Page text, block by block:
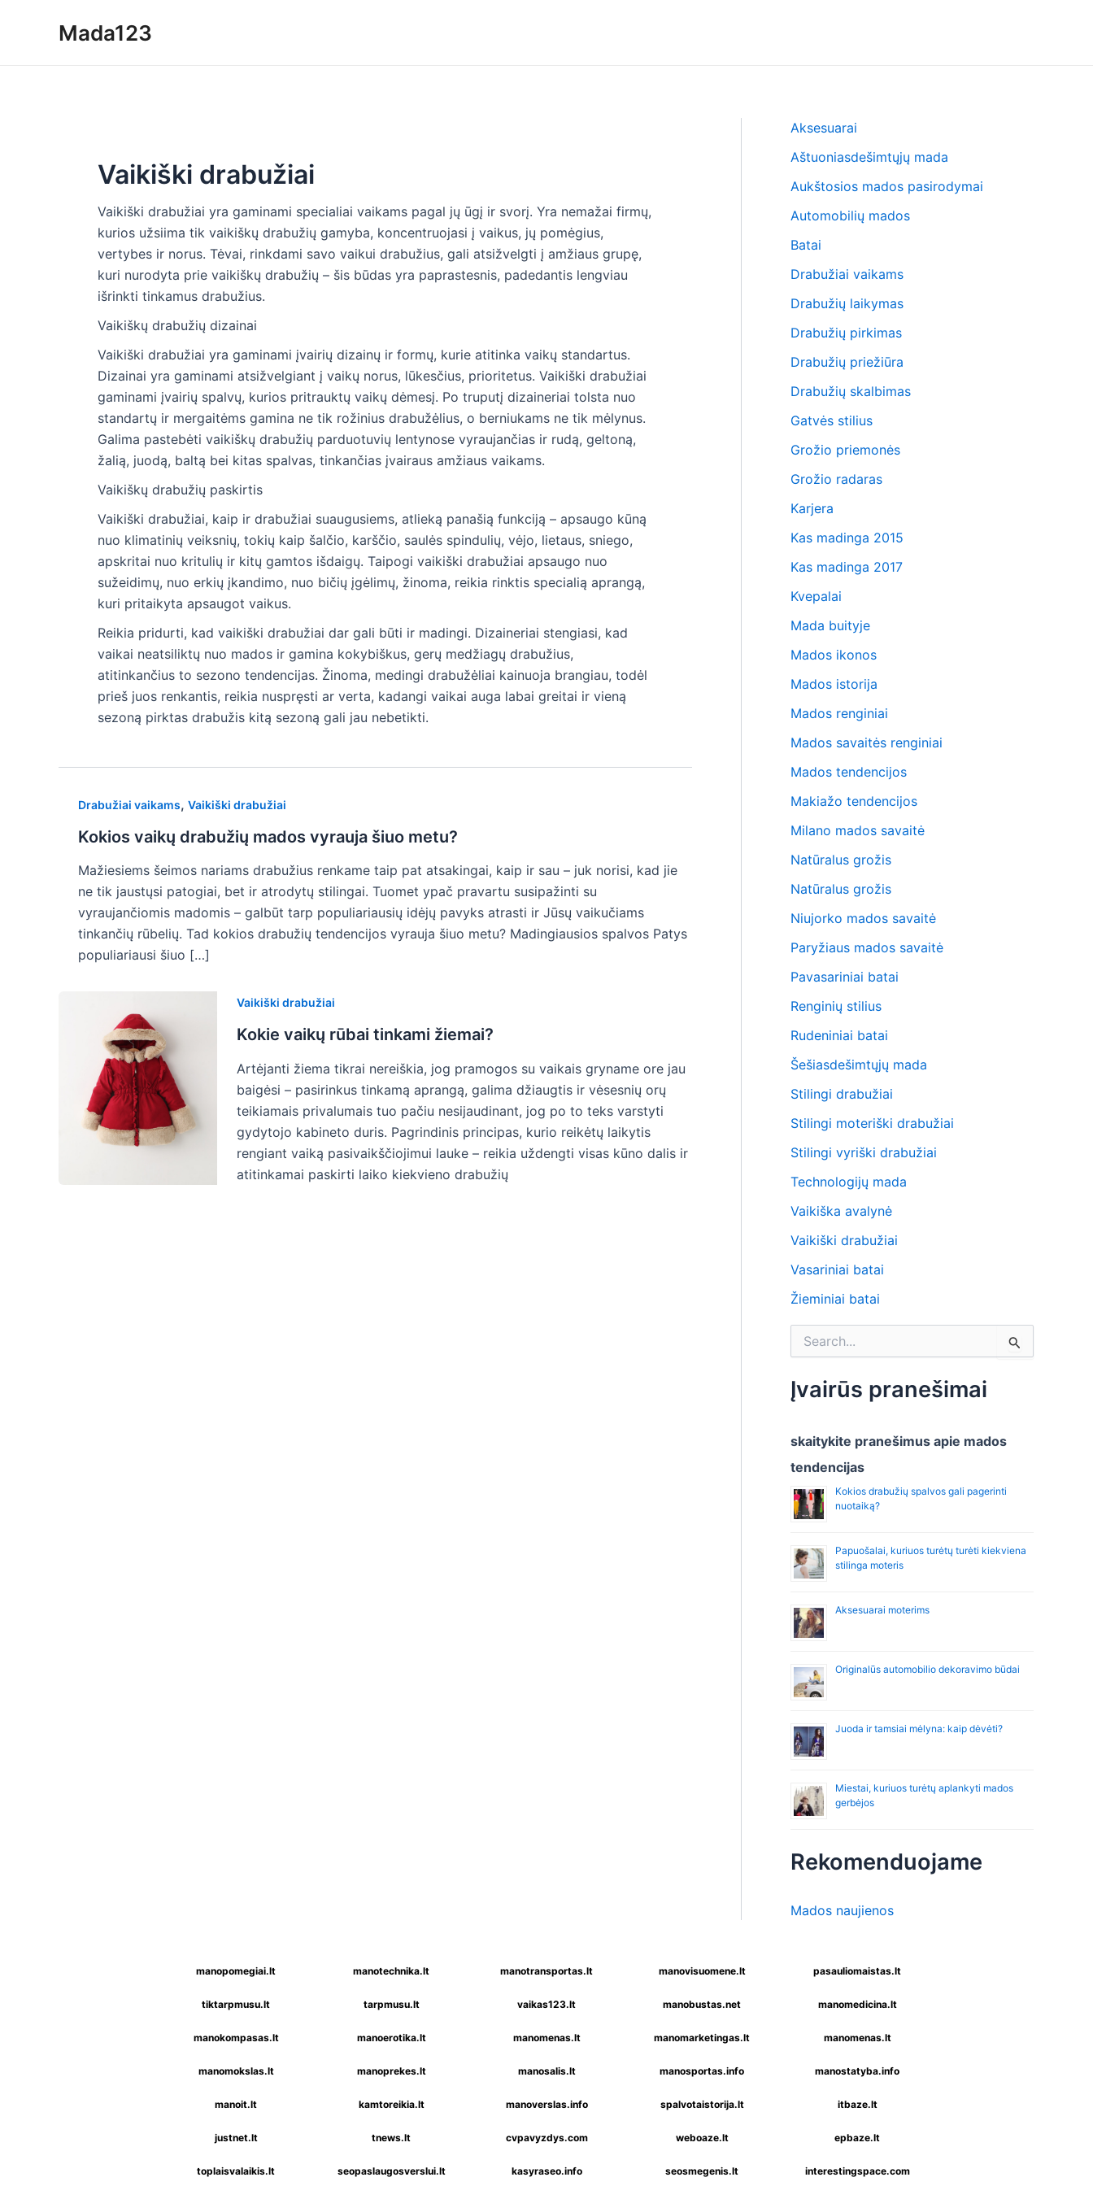
Mada123
Vaikiški drabužiai
Vaikiški drabužiai yra gaminami specialiai vaikams pagal jų ūgį ir svorį. Yra nemažai firmų,
kurios užsiima tik vaikiškų drabužių gamyba, koncentruojasi į vaikus, jų pomėgius,
vertybes ir norus. Tėvai, rinkdami savo vaikui drabužius, gali atsižvelgti į amžiaus grupę,
kuri nurodyta prie vaikiškų drabužių – šis būdas yra paprastesnis, padedantis lengviau
išrinkti tinkamus drabužius.
Vaikiškų drabužių dizainai
Vaikiški drabužiai yra gaminami įvairių dizainų ir formų, kurie atitinka vaikų standartus.
Dizainai yra gaminami atsižvelgiant į vaikų norus, lūkesčius, prioritetus. Vaikiški drabužiai
gaminami įvairių spalvų, kurios pritrauktų vaikų dėmesį. Po truputį dizaineriai tolsta nuo
standartų ir mergaitėms gamina ne tik rožinius drabužėlius, o berniukams ne tik mėlynus.
Galima pastebėti vaikiškų drabužių parduotuvių lentynose vyraujančias ir rudą, geltoną,
žalią, juodą, baltą bei kitas spalvas, tinkančias įvairaus amžiaus vaikams.
Vaikiškų drabužių paskirtis
Vaikiški drabužiai, kaip ir drabužiai suaugusiems, atlieką panašią funkciją – apsaugo kūną
nuo klimatinių veiksnių, tokių kaip šalčio, karščio, saulės spindulių, vėjo, lietaus, sniego,
apskritai nuo kritulių ir kitų gamtos išdaigų. Taipogi vaikiški drabužiai apsaugo nuo
sužeidimų, nuo erkių įkandimo, nuo bičių įgėlimų, žinoma, reikia rinktis specialią aprangą,
kuri pritaikyta apsaugot vaikus.
Reikia pridurti, kad vaikiški drabužiai dar gali būti ir madingi. Dizaineriai stengiasi, kad
vaikai neatsiliktų nuo mados ir gamina kokybiškus, gerų medžiagų drabužius,
atitinkančius to sezono tendencijas. Žinoma, medingi drabužėliai kainuoja brangiau, todėl
prieš juos renkantis, reikia nuspręsti ar verta, kadangi vaikai auga labai greitai ir vieną
sezoną pirktas drabužis kitą sezoną gali jau nebetikti.
Drabužiai vaikams, Vaikiški drabužiai
Kokios vaikų drabužių mados vyrauja šiuo metu?
Mažiesiems šeimos nariams drabužius renkame taip pat atsakingai, kaip ir sau – juk norisi, kad jie
ne tik jaustųsi patogiai, bet ir atrodytų stilingai. Tuomet ypač pravartu susipažinti su
vyraujančiomis madomis – galbūt tarp populiariausių idėjų pavyks atrasti ir Jūsų vaikučiams
tinkančių rūbelių. Tad kokios drabužių tendencijos vyrauja šiuo metu? Madingiausios spalvos Patys
populiariausi šiuo […]
Vaikiški drabužiai
Kokie vaikų rūbai tinkami žiemai?
Artėjanti žiema tikrai nereiškia, jog pramogos su vaikais gryname ore jau
baigėsi – pasirinkus tinkamą aprangą, galima džiaugtis ir vėsesnių orų
teikiamais privalumais tuo pačiu nesijaudinant, jog po to teks varstyti
gydytojo kabineto duris. Pagrindinis principas, kurio reikėtų laikytis
rengiant vaiką pasivaikščiojimui lauke – reikia uždengti visas kūno dalis ir
atitinkamai paskirti laiko kiekvieno drabužių
Aksesuarai
Aštuoniasdešimtųjų mada
Aukštosios mados pasirodymai
Automobilių mados
Batai
Drabužiai vaikams
Drabužių laikymas
Drabužių pirkimas
Drabužių priežiūra
Drabužių skalbimas
Gatvės stilius
Grožio priemonės
Grožio radaras
Karjera
Kas madinga 2015
Kas madinga 2017
Kvepalai
Mada buityje
Mados ikonos
Mados istorija
Mados renginiai
Mados savaitės renginiai
Mados tendencijos
Makiažo tendencijos
Milano mados savaitė
Natūralus grožis
Natūralus grožis
Niujorko mados savaitė
Paryžiaus mados savaitė
Pavasariniai batai
Renginių stilius
Rudeniniai batai
Šešiasdešimtųjų mada
Stilingi drabužiai
Stilingi moteriški drabužiai
Stilingi vyriški drabužiai
Technologijų mada
Vaikiška avalynė
Vaikiški drabužiai
Vasariniai batai
Žieminiai batai
r
c
o
r
Įvairūs pranešimai
skaitykite pranešimus apie mados
tendencijas
Kokios drabužių spalvos gali pagerinti
nuotaiką?
Papuošalai, kuriuos turėtų turėti kiekviena
stilinga moteris
Aksesuarai moterims
Originalūs automobilio dekoravimo būdai
Juoda ir tamsiai mėlyna: kaip dėvėti?
Miestai, kuriuos turėtų aplankyti mados
gerbėjos
Rekomenduojame
Mados naujienos
manopomegiai.lt manotechnika.lt manotransportas.lt manovisuomene.lt pasauliomaistas.lt
tiktarpmusu.lt tarpmusu.lt vaikas123.lt manobustas.net manomedicina.lt
manokompasas.lt manoerotika.lt manomenas.lt manomarketingas.lt manomenas.lt
manomokslas.lt manoprekes.lt manosalis.lt manosportas.info manostatyba.info
manoit.lt kamtoreikia.lt manoverslas.info spalvotaistorija.lt itbaze.lt
justnet.lt tnews.lt cvpavyzdys.com weboaze.lt epbaze.lt
toplaisvalaikis.lt seopaslaugosverslui.lt kasyraseo.info seosmegenis.lt interestingspace.com